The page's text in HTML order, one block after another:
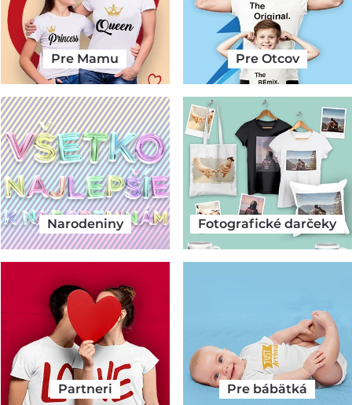
Pre Otcov
Pre Mamu
Pre bábätká
Partneri
Narodeniny Fotografické darčeky